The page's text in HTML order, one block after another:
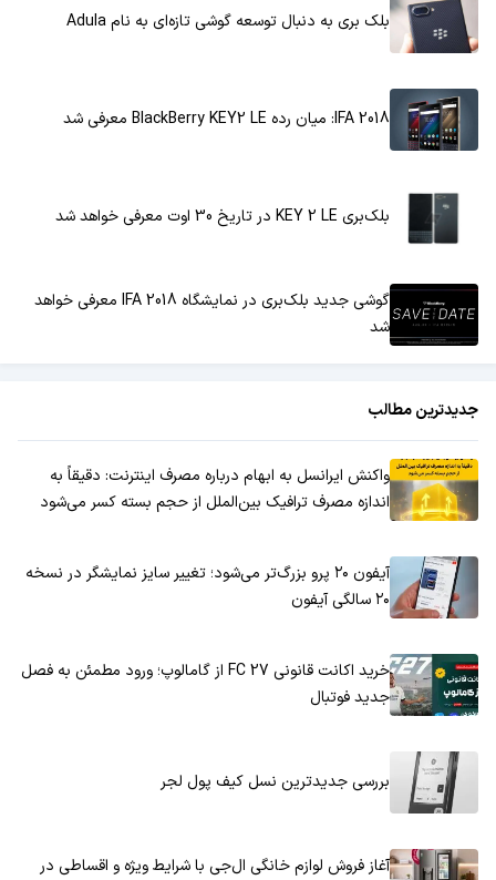
بلک بری به دنبال توسعه گوشی تازه‌ای به نام Adula
IFA 2018: میان رده BlackBerry KEY2 LE معرفی شد
بلک‌بری KEY 2 LE در تاریخ 30 اوت معرفی خواهد شد
گوشی جدید بلک‌بری در نمایشگاه IFA 2018 معرفی خواهد
شد
جدیدترین مطالب
واکنش ایرانسل به ابهام درباره مصرف اینترنت: دقیقاً به
اندازه مصرف ترافیک بین‌الملل از حجم بسته کسر می‌شود
آیفون ۲۰ پرو بزرگ‌تر می‌شود؛ تغییر سایز نمایشگر در نسخه
۲۰ سالگی آیفون
خرید اکانت قانونی FC 27 از گامالوپ؛ ورود مطمئن به فصل
جدید فوتبال
بررسی جدیدترین نسل کیف پول لجر
آغاز فروش لوازم خانگی ال‌جی با شرایط ویژه و اقساطی در